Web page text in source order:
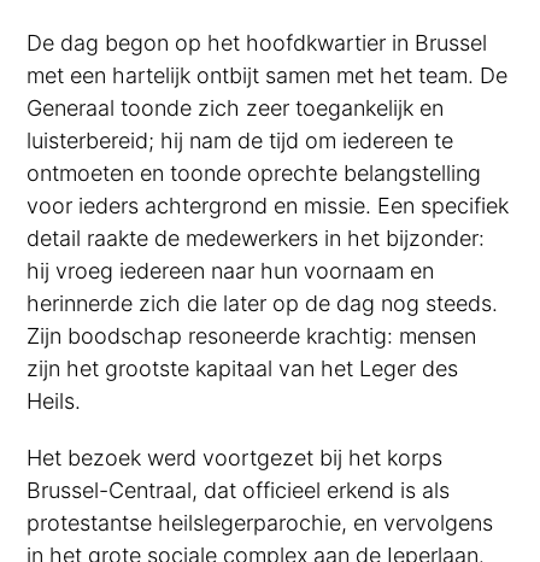
De dag begon op het hoofdkwartier in Brussel
met een hartelijk ontbijt samen met het team. De
Generaal toonde zich zeer toegankelijk en
luisterbereid; hij nam de tijd om iedereen te
ontmoeten en toonde oprechte belangstelling
voor ieders achtergrond en missie. Een specifiek
detail raakte de medewerkers in het bijzonder:
hij vroeg iedereen naar hun voornaam en
herinnerde zich die later op de dag nog steeds.
Zijn boodschap resoneerde krachtig: mensen
zijn het grootste kapitaal van het Leger des
Heils.
Het bezoek werd voortgezet bij het korps
Brussel-Centraal, dat officieel erkend is als
protestantse heilslegerparochie, en vervolgens
in het grote sociale complex aan de Ieperlaan.